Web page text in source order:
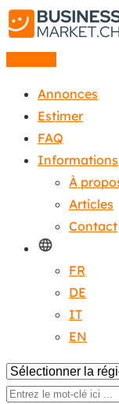
Annonces
Estimer
FAQ
Informations
À
Articles
Contact
FR
DE
IT
EN